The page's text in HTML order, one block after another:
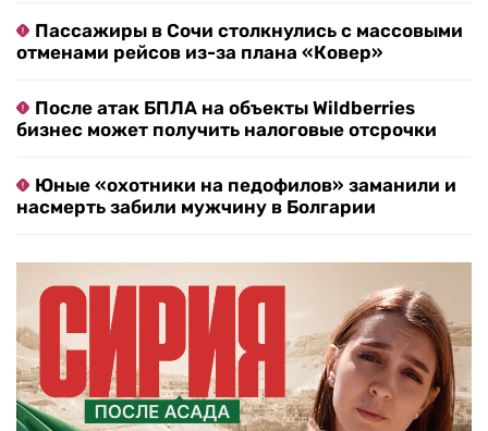
Пассажиры в Сочи столкнулись с массовыми
отменами рейсов из-за плана «Ковер»
После атак БПЛА на объекты Wildberries
бизнес может получить налоговые отсрочки
Юные «охотники на педофилов» заманили и
насмерть забили мужчину в Болгарии